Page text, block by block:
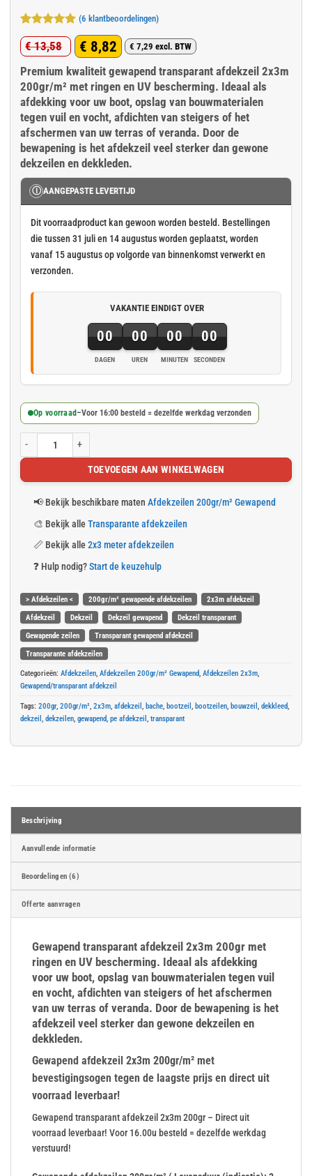
Gewaardeerd
5op 5
gebaseerd
op
6
klant
(6 klantbeoordelingen)
€13,58
Oorspronkelijke
prijs
was:
€ 13,58.
€ 8,82
Huidige
prijs
is:
€ 8,82.
€ 7,29 excl. BTW
Premium kwaliteit gewapend transparant afdekzeil 2x3m
200gr/m² met ringen en UV bescherming. Ideaal als
afdekking voor uw boot, opslag van bouwmaterialen
tegen vuil en vocht, afdichten van steigers of het
afschermen van uw terras of veranda. Door de
bewapening is het afdekzeil veel sterker dan gewone
dekzeilen en dekkleden.
Ⓘ AANGEPASTE LEVERTIJD
Dit voorraadproduct kan gewoon worden besteld. Bestellingen
die tussen 31 juli en 14 augustus worden geplaatst, worden
vanaf 15 augustus op volgorde van binnenkomst verwerkt en
verzonden.
VAKANTIE EINDIGT OVER
00
DAGEN
00
UREN
00
MINUTEN
00
SECONDEN
Op voorraad –Voor 16:00 besteld = dezelfde werkdag verzonden
Gewapend transparant afdekzeil 2x3m 200gr/m² met ringen aantal
TOEVOEGEN AAN WINKELWAGEN
📢 Bekijk beschikbare maten Afdekzeilen 200gr/m² Gewapend
🎨 Bekijk alleTransparante afdekzeilen
📏 Bekijk alle 2x3 meter afdekzeilen
❓ Hulp nodig? Start de keuzehulp
> Afdekzeilen < 200gr/m² gewapende afdekzeilen
2x3m afdekzeil
Afdekzeil
Dekzeil Dekzeil gewapend
Dekzeil transparant
Gewapende zeilen
Transparant gewapend afdekzeil
Transparante afdekzeilen
Categorieën: Afdekzeilen Afdekzeilen 200gr/m² Gewapend Afdekzeilen 2x3m
Gewapend/transparant afdekzeil
Tags: 200gr, 200gr/m² 2x3m afdekzeil bache bootzeil bootzeilen bouwzeil dekkleed
dekzeil dekzeilen gewapend pe afdekzeil transparant
Beschrijving
Aanvullende informatie
Beoordelingen (6)
Offerte aanvragen
Gewapend transparant afdekzeil 2x3m 200gr met
ringen en UV bescherming. Ideaal als afdekking
voor uw boot, opslag van bouwmaterialen tegen vuil
en vocht, afdichten van steigers of het afschermen
van uw terras of veranda. Door de bewapening is het
afdekzeil veel sterker dan gewone dekzeilen en
dekkleden.
Gewapend afdekzeil 2x3m 200gr/m² met
bevestigingsogen tegen de laagste prijs en direct uit
voorraad leverbaar!
Gewapend transparant afdekzeil 2x3m 200gr – Direct uit
voorraad leverbaar! Voor 16.00u besteld = dezelfde werkdag
verstuurd!